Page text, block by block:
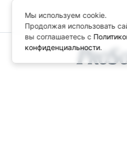
Мы используем cookie.
Продолжая использовать
вы соглашаетесь с
конфиденциальности.